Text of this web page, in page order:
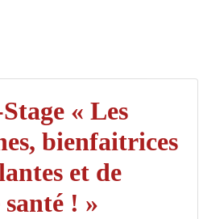
« Les
bienfaitrices
et de
! »